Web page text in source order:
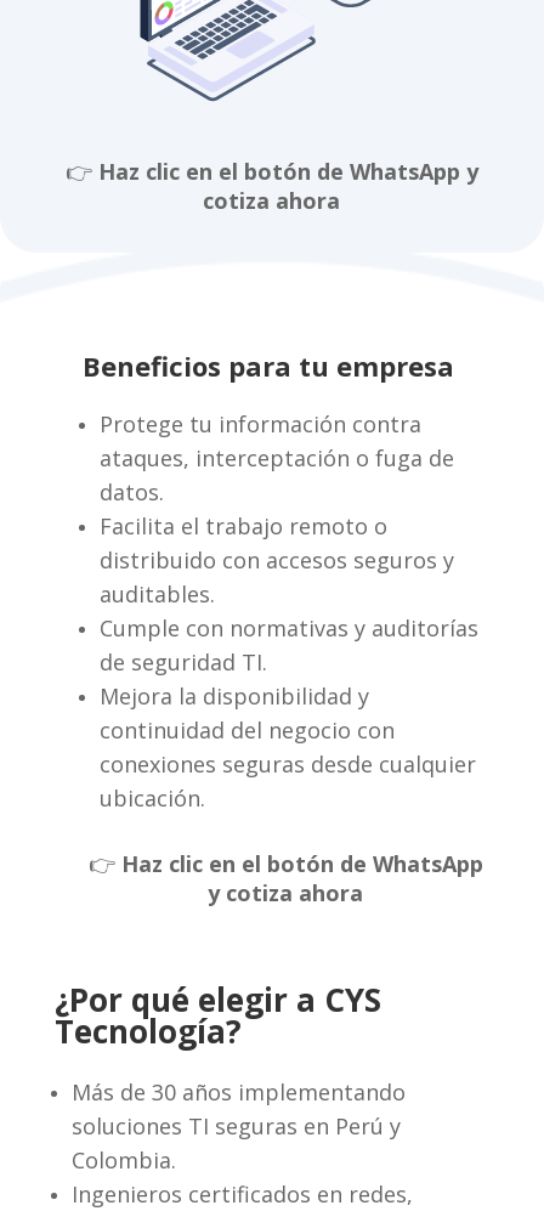
👉 Haz clic en el botón de WhatsApp y
cotiza ahora
Beneficios para tu empresa
Protege tu información contra
ataques, interceptación o fuga de
datos.
Facilita el trabajo remoto o
distribuido con accesos seguros y
auditables.
Cumple con normativas y auditorías
de seguridad TI.
Mejora la disponibilidad y
continuidad del negocio con
conexiones seguras desde cualquier
ubicación.
👉 Haz clic en el botón de WhatsApp
y cotiza ahora
¿Por qué elegir a CYS
Tecnología?
Más de 30 años implementando
soluciones TI seguras en Perú y
Colombia.
Ingenieros certificados en redes,